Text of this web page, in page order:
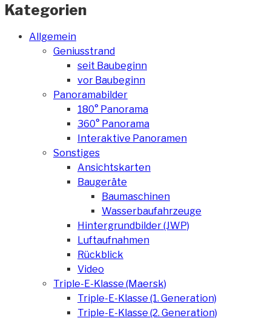
Kategorien
Allgemein
Geniusstrand
seit Baubeginn
vor Baubeginn
Panoramabilder
180° Panorama
360° Panorama
Interaktive Panoramen
Sonstiges
Ansichtskarten
Baugeräte
Baumaschinen
Wasserbaufahrzeuge
Hintergrundbilder (JWP)
Luftaufnahmen
Rückblick
Video
Triple-E-Klasse (Maersk)
Triple-E-Klasse (1. Generation)
Triple-E-Klasse (2. Generation)